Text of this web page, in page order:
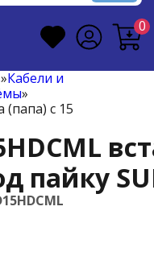
0
»Кабели и
»
(папа) с 15
пайку